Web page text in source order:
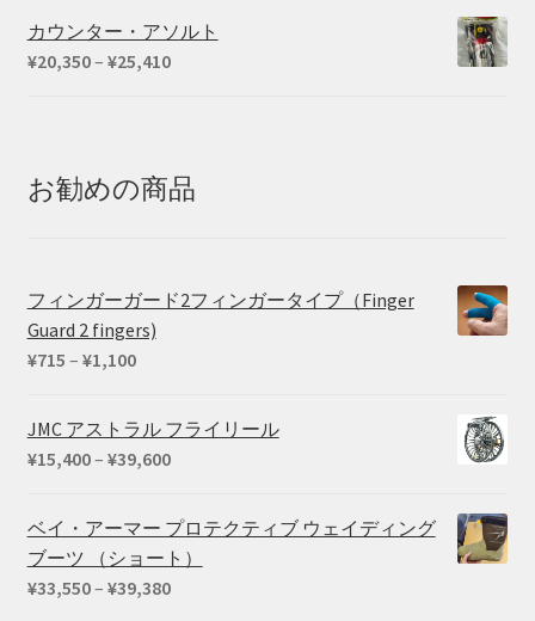
カウンター・アソルト
¥20,350– ¥25,410価
–
¥25,410
お勧めの商品
フィンガーガード2フィンガータイプ（Finger
Guard 2 fingers)
¥715 – ¥1,100価
帯:
–
JMC アストラル フライリール
¥15,400– ¥39,600価
帯:
¥15,400
ベイ・アーマー プロテクティブ ウェイディング
ブーツ （ショート）
¥33,550– ¥39,380価